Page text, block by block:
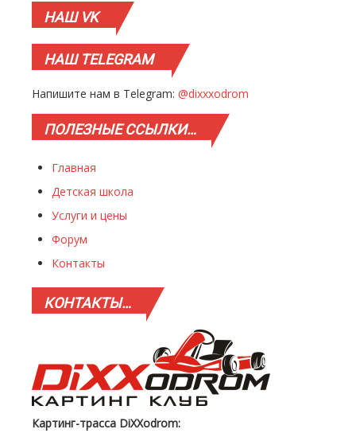
НАШVK
НАШTELEGRAM
Напишите нам в Telegram: @dixxxodrom
ПОЛЕЗНЫЕССЫЛКИ…
Главная
Детская школа
Услуги и цены
Форум
Контакты
КОНТАКТЫ…
Картинг-трасса DiXXodrom: